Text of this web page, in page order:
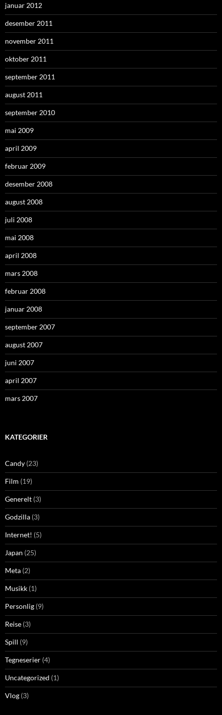
januar 2012
desember 2011
november 2011
oktober 2011
september 2011
august 2011
september 2010
mai 2009
april 2009
februar 2009
desember 2008
august 2008
juli 2008
mai 2008
april 2008
mars 2008
februar 2008
januar 2008
september 2007
august 2007
juni 2007
april 2007
mars 2007
KATEGORIER
Candy (23)
Film (19)
Generelt (3)
Godzilla (3)
Internet! (5)
Japan (25)
Meta (2)
Musikk (1)
Personlig (9)
Reise (3)
Spill (9)
Tegneserier (4)
Uncategorized (1)
Vlog (3)